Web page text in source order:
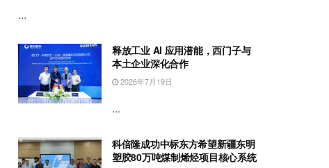
...
释放工业 AI 应用潜能，西门子与
本土企业深化合作
2026年7月19日
...
科倍隆成功中标东方希望新疆东明
塑胶80万吨煤制烯烃项目核心系统